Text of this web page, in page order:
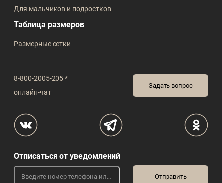
8-800-2005-205 *
онлайн-чат
Задать вопрос
Для мальчиков и подростков
Таблица размеров
Размерные сетки
Отписаться от уведомлений